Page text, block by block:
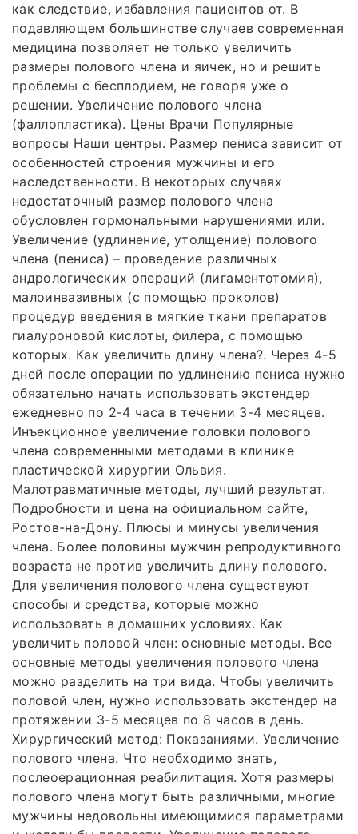
как следствие, избавления пациентов от. В
подавляющем большинстве случаев современная
медицина позволяет не только увеличить
размеры полового члена и яичек, но и решить
проблемы с бесплодием, не говоря уже о
решении. Увеличение полового члена
(фаллопластика). Цены Врачи Популярные
вопросы Наши центры. Размер пениса зависит от
особенностей строения мужчины и его
наследственности. В некоторых случаях
недостаточный размер полового члена
обусловлен гормональными нарушениями или.
Увеличение (удлинение, утолщение) полового
члена (пениса) – проведение различных
андрологических операций (лигаментотомия),
малоинвазивных (с помощью проколов)
процедур введения в мягкие ткани препаратов
гиалуроновой кислоты, филера, с помощью
которых. Как увеличить длину члена?. Через 4-5
дней после операции по удлинению пениса нужно
обязательно начать использовать экстендер
ежедневно по 2-4 часа в течении 3-4 месяцев.
Инъекционное увеличение головки полового
члена современными методами в клинике
пластической хирургии Ольвия.
Малотравматичные методы, лучший результат.
Подробности и цена на официальном сайте,
Ростов-на-Дону. Плюсы и минусы увеличения
члена. Более половины мужчин репродуктивного
возраста не против увеличить длину полового.
Для увеличения полового члена существуют
способы и средства, которые можно
использовать в домашних условиях. Как
увеличить половой член: основные методы. Все
основные методы увеличения полового члена
можно разделить на три вида. Чтобы увеличить
половой член, нужно использовать экстендер на
протяжении 3-5 месяцев по 8 часов в день.
Хирургический метод: Показаниями. Увеличение
полового члена. Что необходимо знать,
послеоерационная реабилитация. Хотя размеры
полового члена могут быть различными, многие
мужчины недовольны имеющимися параметрами